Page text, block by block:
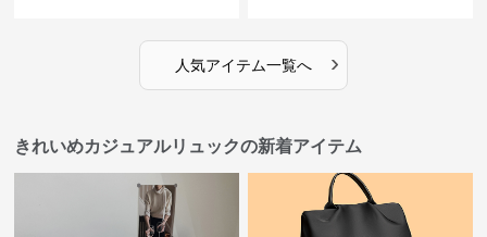
人気アイテム一覧へ ›
きれいめカジュアルリュックの新着アイテム